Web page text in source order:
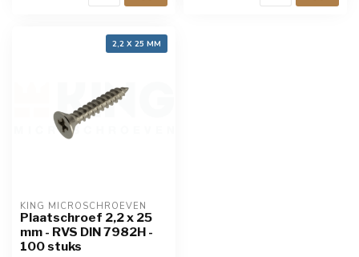
2,2 X 25 MM
KING MICROSCHROEVEN
Plaatschroef 2,2 x 25
mm - RVS DIN 7982H -
100 stuks